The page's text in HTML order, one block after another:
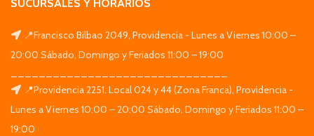
SUCURSALES Y HORARIOS
📍Francisco Bilbao 2049, Providencia - Lunes a Viernes 10:00 –
20:00 Sábado, Domingo y Feriados 11:00 – 19:00
📍Providencia 2251. Local 024 y 44 (Zona Franca), Providencia -
Lunes a Viernes 10:00 – 20:00 Sábado, Domingo y Feriados 11:00 –
19:00